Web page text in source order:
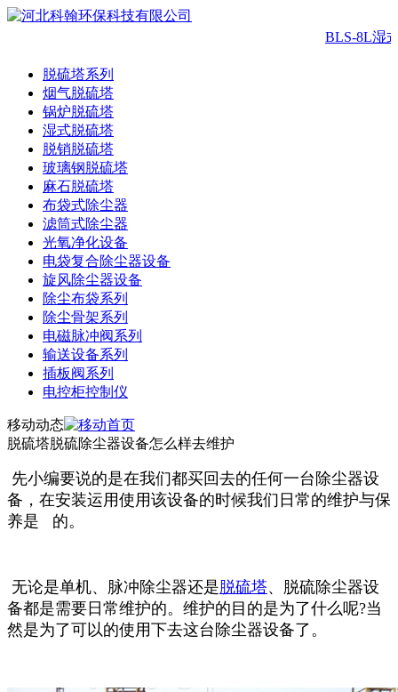
BLS-8L湿
脱硫塔系列
烟气脱硫塔
锅炉脱硫塔
湿式脱硫塔
脱销脱硫塔
玻璃钢脱硫塔
麻石脱硫塔
布袋式除尘器
滤筒式除尘器
光氧净化设备
电袋复合除尘器设备
旋风除尘器设备
除尘布袋系列
除尘骨架系列
电磁脉冲阀系列
输送设备系列
插板阀系列
电控柜控制仪
移动动态
脱硫塔脱硫除尘器设备怎么样去维护
先小编要说的是在我们都买回去的任何一台除尘器设
备，在安装运用使用该设备的时候我们日常的维护与保
养是 的。
无论是单机、脉冲除尘器还是脱硫塔、脱硫除尘器设
备都是需要日常维护的。维护的目的是为了什么呢?当
然是为了可以的使用下去这台除尘器设备了。